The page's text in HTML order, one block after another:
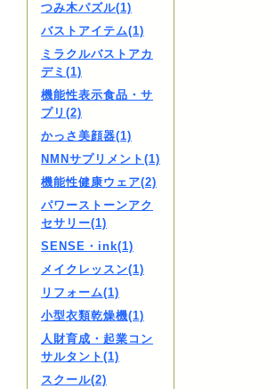
つみ木パズル(1)
バストアイテム(1)
ミラクルバストアカ
デミ(1)
機能性表示食品・サ
プリ(2)
かっさ美顔器(1)
NMNサプリメント(1)
機能性健康ウェア(2)
パワーストーンアク
セサリー(1)
SENSE・ink(1)
メイクレッスン(1)
リフォーム(1)
小型衣類乾燥機(1)
人財育成・起業コン
サルタント(1)
スクール(2)